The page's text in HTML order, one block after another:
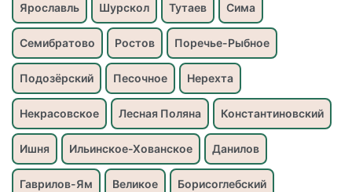
Ярославль Шурскол Тутаев Сима
Семибратово Ростов Поречье-Рыбное
Подозёрский Песочное Нерехта
Некрасовское Лесная Поляна Константиновский
Ишня Ильинское-Хованское Данилов
Гаврилов-Ям Великое Борисоглебский